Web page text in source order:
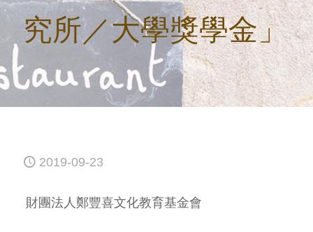
究所／大學獎學金」
2019-09-23
財團法人鄭豐喜文化教育基金會